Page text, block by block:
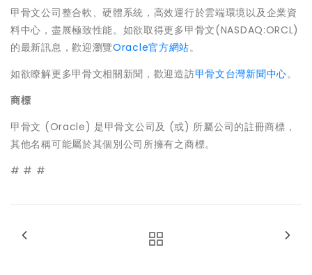
甲骨文公司整合軟、硬體系統，高效運行於雲端環境以及企業資
料中心，盡展極致性能。如欲取得更多甲骨文(NASDAQ:ORCL)
的最新訊息，歡迎瀏覽Oracle官方網站。
如欲瞭解更多甲骨文相關新聞，歡迎造訪甲骨文台灣新聞中心。
商標
甲骨文 (Oracle) 是甲骨文公司及 (或) 所屬公司的註冊商標，
其他名稱可能屬於其個別公司所擁有之商標。
# # #